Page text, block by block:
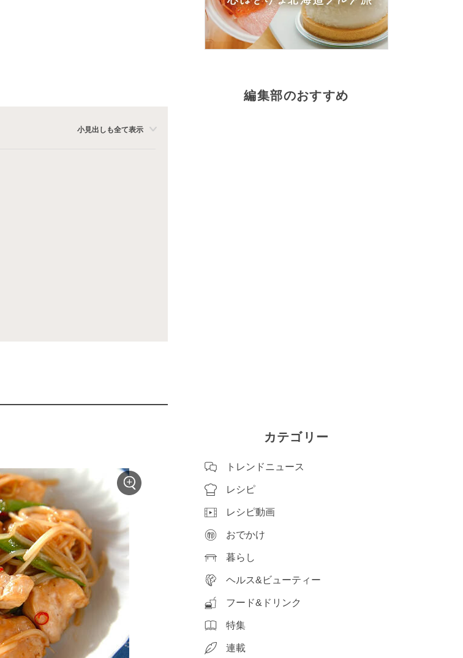
小見出しも全て表示
編集部のおすすめ
カテゴリー
トレンドニュース
レシピ
レシピ動画
おでかけ
暮らし
ヘルス&ビューティー
フード&ドリンク
特集
連載